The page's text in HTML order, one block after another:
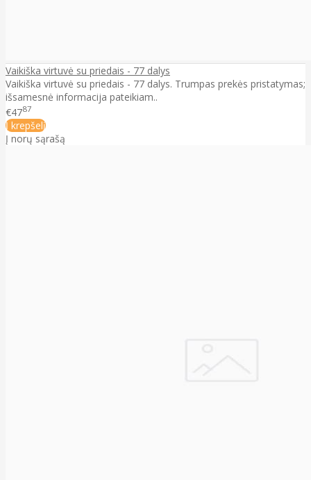
Vaikiška virtuvė su priedais - 77 dalys
Vaikiška virtuvė su priedais - 77 dalys. Trumpas prekės pristatymas;
išsamesnė informacija pateikiam..
€4787
Į krepšelį
Į norų sąrašą